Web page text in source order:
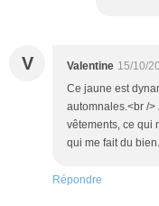
V Valentine 15/10/
Ce jaune est
automnales.<br /
vêtements, ce qui
qui me fait du
Répondre